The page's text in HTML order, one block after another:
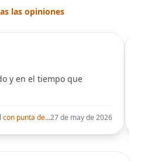
las opiniones
y en el tiempo que
Ohuhu Marcadores de alcohol con punta de pincel – Juego de marcadores artísticos de doble punta con certificación AP para artistas adultos27 de may de 2026